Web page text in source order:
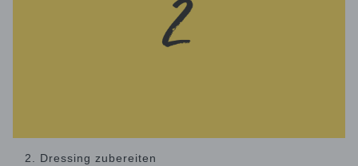
2. Dressing zubereiten